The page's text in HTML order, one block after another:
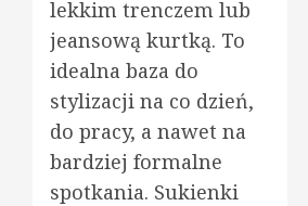
lekkim trenczem lub
jeansową kurtką. To
idealna baza do
stylizacji na co dzień,
do pracy, a nawet na
bardziej formalne
spotkania. Sukienki